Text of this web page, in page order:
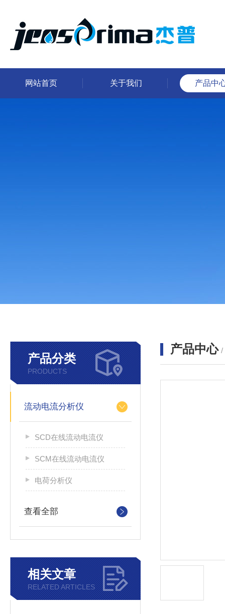
网站首页 关于我们 产品中
产品分类
PRODUCTS
流动电流分析仪
SCD在线流动电流仪
SCM在线流动电流仪
电荷分析仪
查看全部
相关文章
RELATED ARTICLES
产品中心 /